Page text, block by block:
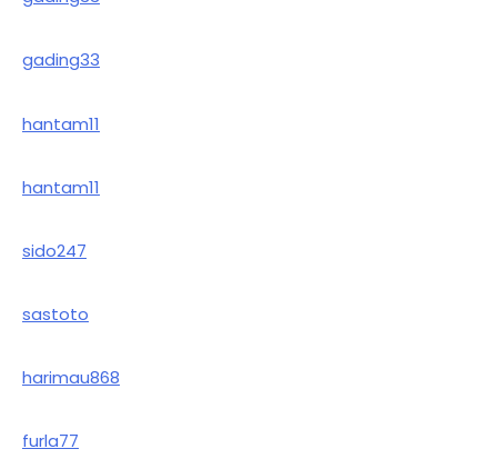
gading33
hantam11
hantam11
sido247
sastoto
harimau868
furla77